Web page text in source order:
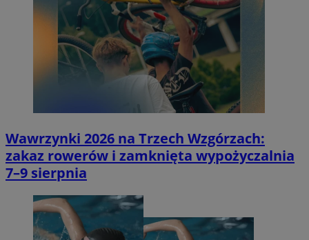
Wawrzynki 2026 na Trzech Wzgórzach:
zakaz rowerów i zamknięta wypożyczalnia
7–9 sierpnia